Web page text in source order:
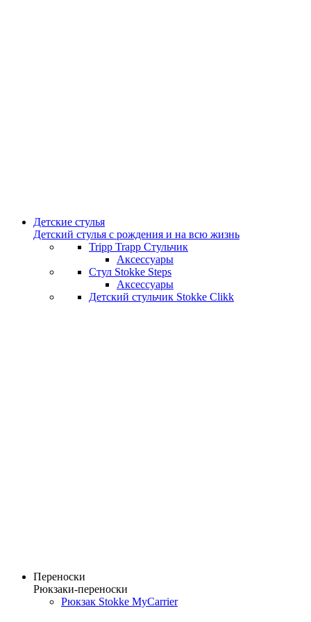
Детские стулья
Детский стулья с рождения и на всю жизнь
Tripp Trapp Стульчик
Аксессуары
Стул Stokke Steps
Аксессуары
Детский стульчик Stokke Clikk
Переноски
Рюкзаки-переноски
Рюкзак Stokke MyCarrier